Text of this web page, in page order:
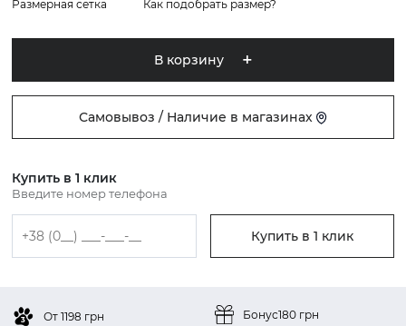
Размерная сетка Как подобрать размер?
В корзину
Самовывоз / Наличие в магазинах
Купить в 1 клик
Введите номер телефона
Купить в 1 клик
От 1198 грн
Бонус180 грн